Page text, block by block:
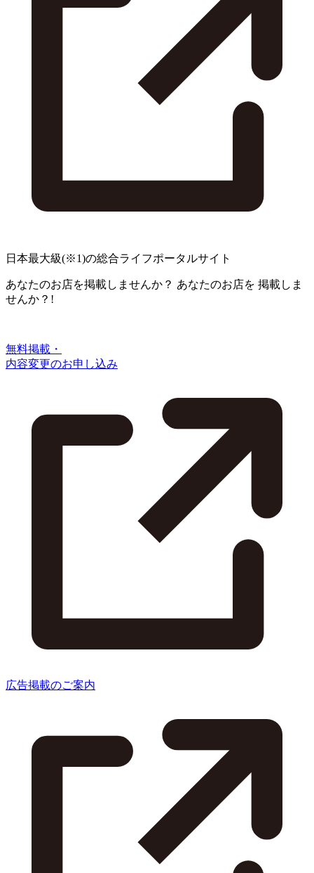
日本最大級(※1)の総合ライフポータルサイト
あなたのお店を掲載しませんか？ あなたのお店を 掲載しま
せんか？!
無料掲載・
内容変更のお申し込み
広告掲載のご案内